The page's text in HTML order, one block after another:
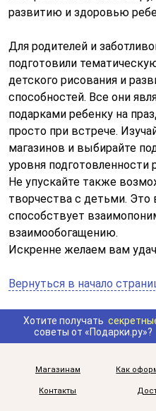
развитию и здоровью
Для родителей и
подготовили
детского рисования и
способностей. Все они
подарками ребенку на
просто при встрече.
магазинов и выбирайте
уровня подготовленности
Не упускайте также
творчества с детьми. Это
способствует
взаимообогащению.
Искренне желаем вам
Вернуться в начало
Хотите получать
советы от «Подарки.ру»?
Магазинам Как
Контакты